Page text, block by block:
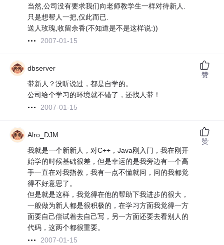
当然,公司没有要求我们向老师教学生一样对待新人.
只是想帮人一把,仅此而已.
送人玫瑰,收留余香(不知道是不是这样说:))
2007-01-15
dbserver
带新人？没听说过，都是自学的。
公司给个学习的环境就不错了，还找人带！
2007-01-15
赞
Alro_DJM
我就是一个新新人，对C++，Java刚入门，我在刚开
始学的时候基础很差，但是幸运的是我旁边有一个高
手一直在对我指教，我有一点不懂就问，问的我都觉
得不好意思了。
但是就是这样，我觉得在他的帮助下我进步的很大，
一般做为新人都是很积极的，在学习方面我觉得一方
面要自己偿试着去自己写，另一方面还要去看别人的
代码，这两个都很重要。
2007-01-15
赞